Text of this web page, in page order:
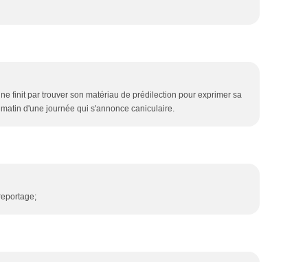
finit par trouver son matériau de prédilection pour exprimer sa
d'une journée qui s'annonce caniculaire.